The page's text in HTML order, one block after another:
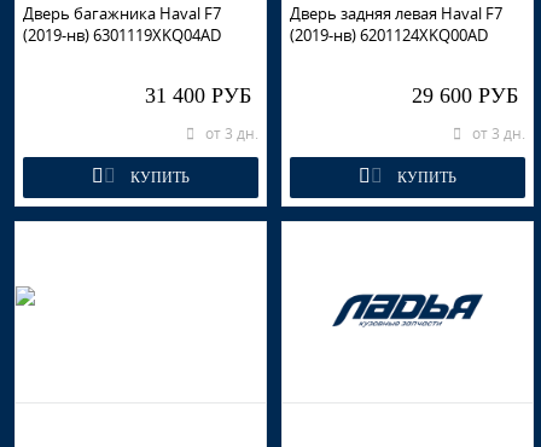
Дверь багажника Haval F7
(2019-нв) 6301119XKQ04AD
31 400 РУБ
от 3 дн.
КУПИТЬ
Дверь задняя левая Haval F7
(2019-нв) 6201124XKQ00AD
29 600 РУБ
от 3 дн.
КУПИТЬ